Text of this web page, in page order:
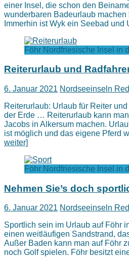
einer Insel, die schon den
wunderbaren Badeurlaub machen
Immerhin ist Wyk ein Seebad und
Föhr Nordfriesische Insel in
Reiterurlaub und
6. Januar 2021 Nordseeinseln
Reiterurlaub: Urlaub für Reiter
der Erde … Reiterurlaub kann
Jacobs in Alkersum machen.
ist möglich und das eigene Pferd
weiter]
Föhr Nordfriesische Insel in
Nehmen Sie’s doch
6. Januar 2021 Nordseeinseln
Sportlich sein im Urlaub auf Föhr
einen weitläufigen Sandstrand,
Außer Baden kann man auf Föhr
noch Golf spielen. Föhr besitzt